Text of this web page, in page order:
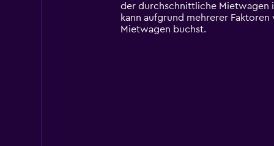
chart
has
1
der durchschnittliche Mietwagen
kann aufgrund mehrerer
Mietwagen buchst.